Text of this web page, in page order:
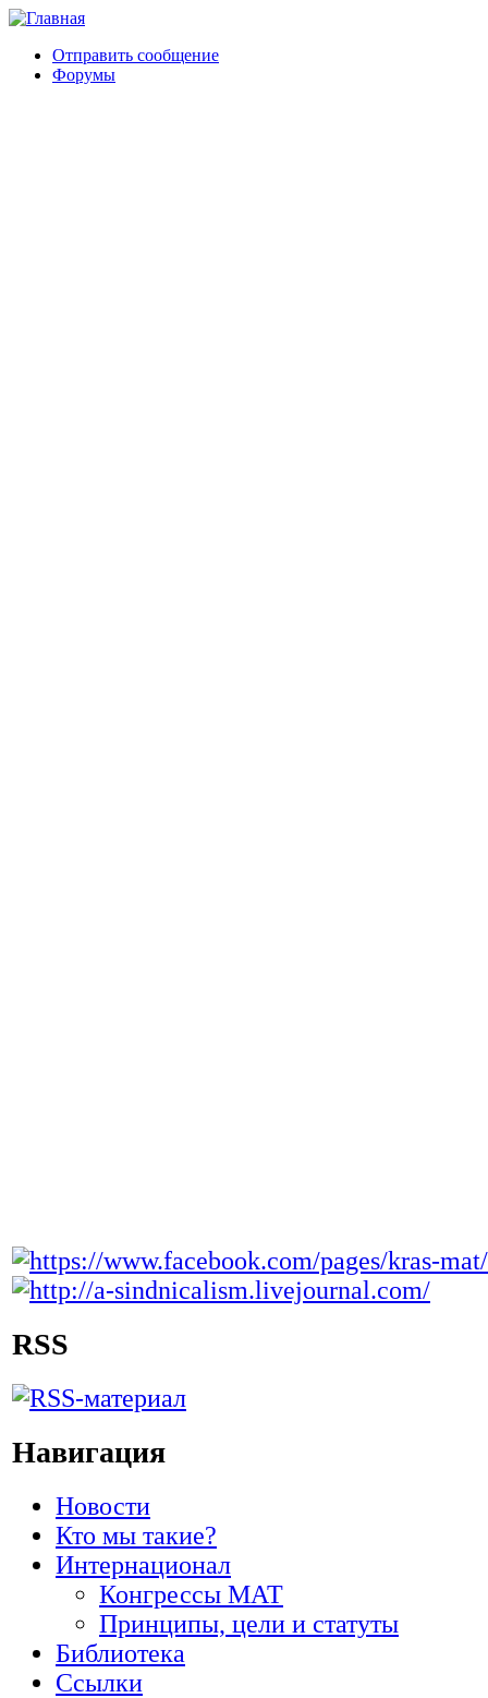
Отправить сообщение
Форумы
RSS
Навигация
Новости
Кто мы такие?
Интернационал
Конгрессы МАТ
Принципы, цели и статуты
Библиотека
Ссылки